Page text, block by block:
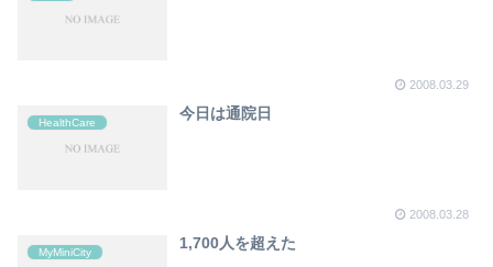
2008.03.29
HealthCare
今日は通院日
2008.03.28
MyMiniCity
1,700人を超えた